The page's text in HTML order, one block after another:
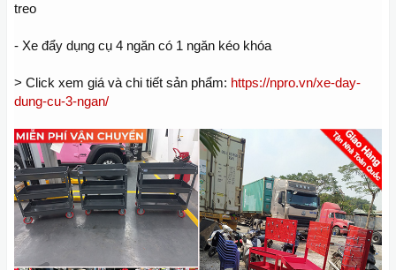
treo
- Xe đẩy dụng cụ 4 ngăn có 1 ngăn kéo khóa
> Click xem giá và chi tiết sản phẩm: https://npro.vn/xe-day-
dung-cu-3-ngan/